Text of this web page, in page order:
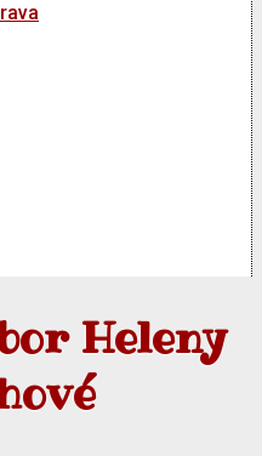
Heleny